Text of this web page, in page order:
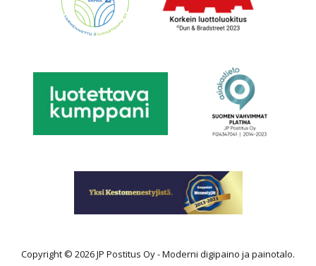
Copyright © 2026 JP Postitus Oy - Moderni digipaino ja painotalo.